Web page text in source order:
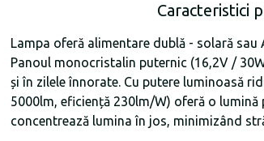
Caracteristici
Lampa oferă alimentare dublă - solară sau
Panoul monocristalin puternic (16,2V /
și în zilele înnorate. Cu putere luminoasă
5000lm, eficiență 230lm/W) oferă o lumină
concentrează lumina în jos, minimizând